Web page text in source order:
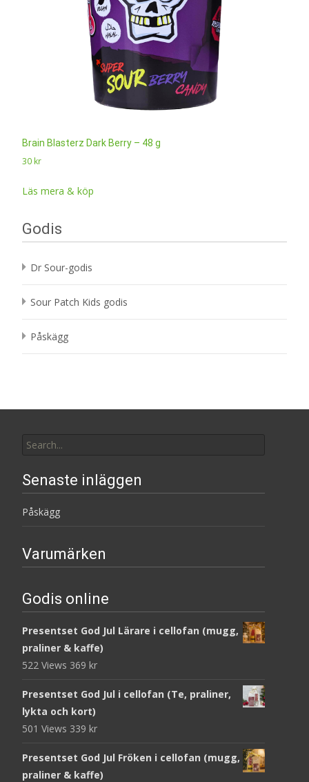
Brain Blasterz Dark Berry – 48 g
30 kr
Läs mera & köp
Godis
Dr Sour-godis
Sour Patch Kids godis
Påskägg
for:
Senaste inläggen
Påskägg
Varumärken
Godis online
Presentset God Jul Lärare i cellofan (mugg,
praliner & kaffe)
522 Views 369 kr
Presentset God Jul i cellofan (Te, praliner,
lykta och kort)
501 Views 339 kr
Presentset God Jul Fröken i cellofan (mugg,
praliner & kaffe)